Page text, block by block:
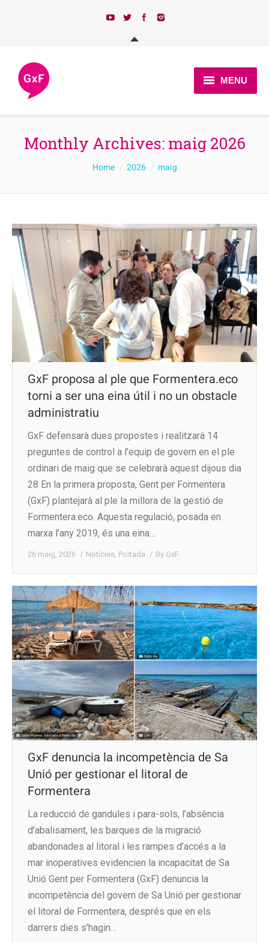
MENU
Qui som?
Actualitat
Programa
Candidatures 2023
Afilia’t
Contacte
Monthly Archives: maig 2026
Home 2026 maig
GxF proposa al ple que Formentera.eco
torni a ser una eina útil i no un obstacle
administratiu
GxF defensarà dues propostes i realitzarà 14
preguntes de control a l’equip de govern en el ple
ordinari de maig que se celebrarà aquest dijous dia
28 En la primera proposta, Gent per Formentera
(GxF) plantejarà al ple la millora de la gestió de
Formentera.eco. Aquesta regulació, posada en
marxa l’any 2019, és una eina…
26 maig, 2026 Notícies Portada By GxF
GxF denuncia la incompetència de Sa
Unió per gestionar el litoral de
Formentera
La reducció de gandules i para-sols, l’absència
d’abalisament, les barques de la migració
abandonades al litoral i les rampes d’accés a la
mar inoperatives evidencien la incapacitat de Sa
Unió Gent per Formentera (GxF) denuncia la
incompetència del govern de Sa Unió per gestionar
el litoral de Formentera, després que en els
darrers dies s’hagin…